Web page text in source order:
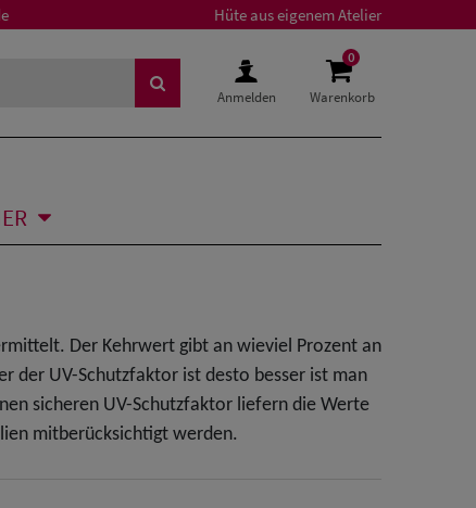
Hüte aus eigenem Atelier
Anmelden
0
Warenkorb
Der Kehrwert gibt an wieviel Prozent an
der UV-Schutzfaktor ist desto besser ist man
sicheren UV-Schutzfaktor liefern die Werte
mitberücksichtigt werden.